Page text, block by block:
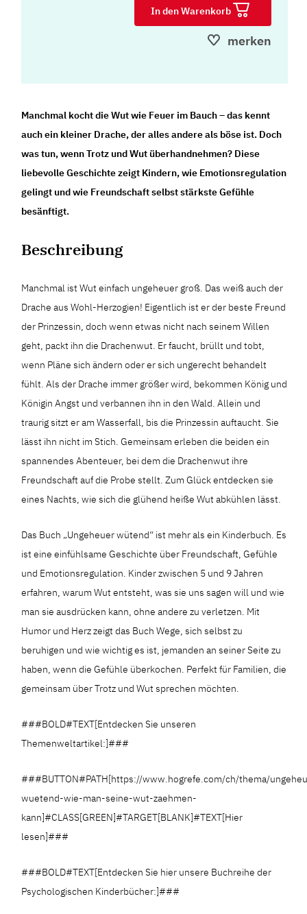
In den Warenkorb
merken
Manchmal kocht die Wut wie Feuer im Bauch – das kennt
auch ein kleiner Drache, der alles andere als böse ist. Doch
was tun, wenn Trotz und Wut überhandnehmen? Diese
liebevolle Geschichte zeigt Kindern, wie Emotionsregulation
gelingt und wie Freundschaft selbst stärkste Gefühle
besänftigt.
Beschreibung
Manchmal ist Wut einfach ungeheuer groß. Das weiß auch der
Drache aus Wohl-Herzogien! Eigentlich ist er der beste Freund
der Prinzessin, doch wenn etwas nicht nach seinem Willen
geht, packt ihn die Drachenwut. Er faucht, brüllt und tobt,
wenn Pläne sich ändern oder er sich ungerecht behandelt
fühlt. Als der Drache immer größer wird, bekommen König und
Königin Angst und verbannen ihn in den Wald. Allein und
traurig sitzt er am Wasserfall, bis die Prinzessin auftaucht. Sie
lässt ihn nicht im Stich. Gemeinsam erleben die beiden ein
spannendes Abenteuer, bei dem die Drachenwut ihre
Freundschaft auf die Probe stellt. Zum Glück entdecken sie
eines Nachts, wie sich die glühend heiße Wut abkühlen lässt.
Das Buch „Ungeheuer wütend“ ist mehr als ein Kinderbuch. Es
ist eine einfühlsame Geschichte über Freundschaft, Gefühle
und Emotionsregulation. Kinder zwischen 5 und 9 Jahren
erfahren, warum Wut entsteht, was sie uns sagen will und wie
man sie ausdrücken kann, ohne andere zu verletzen. Mit
Humor und Herz zeigt das Buch Wege, sich selbst zu
beruhigen und wie wichtig es ist, jemanden an seiner Seite zu
haben, wenn die Gefühle überkochen. Perfekt für Familien, die
gemeinsam über Trotz und Wut sprechen möchten.
###BOLD#TEXT[Entdecken Sie unseren
Themenweltartikel:]###
###BUTTON#PATH[https://www.hogrefe.com/ch/thema/
wuetend-wie-man-seine-wut-zaehmen-
kann]#CLASS[GREEN]#TARGET[BLANK]#TEXT[Hier
lesen]###
###BOLD#TEXT[Entdecken Sie hier unsere Buchreihe der
Psychologischen Kinderbücher:]###